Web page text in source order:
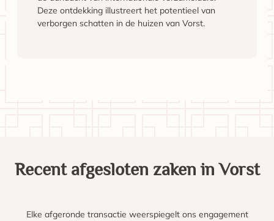
Deze ontdekking illustreert het potentieel van
verborgen schatten in de huizen van Vorst.
Recent afgesloten zaken in Vorst
Elke afgeronde transactie weerspiegelt ons engagement